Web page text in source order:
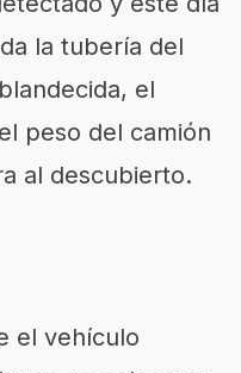
la tubería del
el
peso del camión
al descubierto.
el vehículo